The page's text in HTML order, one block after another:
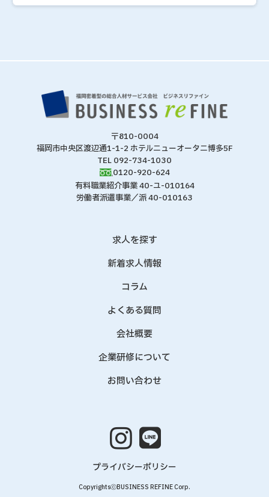
〒810-0004
福岡市中央区渡辺通1-1-2 ホテルニューオータニ博多5F
TEL 092-734-1030
0120-920-624
有料職業紹介事業 40-ユ-010164
労働者派遣事業／派 40-010163
求人を探す
新着求人情報
コラム
よくある質問
会社概要
企業研修について
お問い合わせ
プライバシーポリシー
CopyrightsⓒBUSINESS REFINE Corp.